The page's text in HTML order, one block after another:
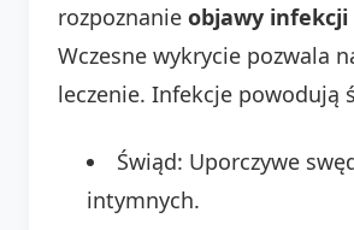
rozpoznanie objawy
Wczesne wykrycie pozwala
leczenie. Infekcje powodują
Świąd: Uporczywe
intymnych.